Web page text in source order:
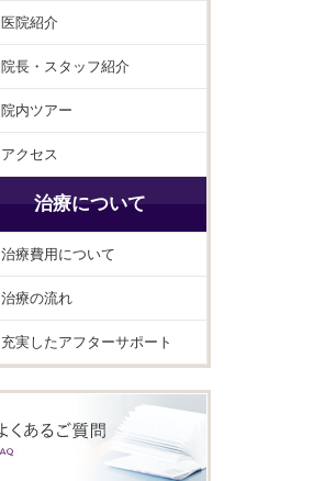
医院紹介
院長・スタッフ紹介
院内ツアー
アクセス
治療について
治療費用について
治療の流れ
充実したアフターサポート